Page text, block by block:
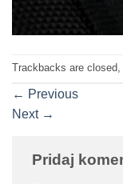
Trackbacks are
← Previous
Next →
Pridaj